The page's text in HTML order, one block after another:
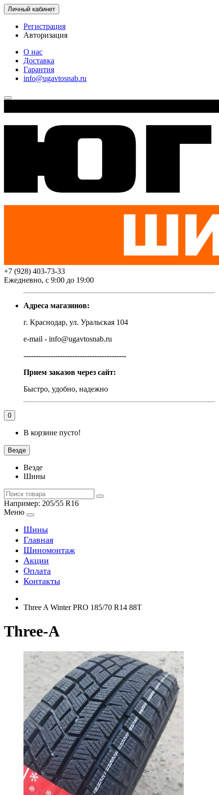
Личный кабинет
Регистрация
Авторизация
О нас
Доставка
Гарантия
info@ugavtosnab.ru
+7 (928) 403-73-33
Ежедневно, с 9:00 до 19:00
Адреса магазинов:
г. Краснодар, ул. Уральская 104
e-mail - info@ugavtosnab.ru
------------------------------------------
Прием заказов через сайт:
Быстро, удобно, надежно
0
В корзине пусто!
Везде
Везде
Шины
Например: 205/55 R16
Меню
Шины
Главная
Шиномонтаж
Акции
Оплата
Контакты
Three A Winter PRO 185/70 R14 88T
Three-A